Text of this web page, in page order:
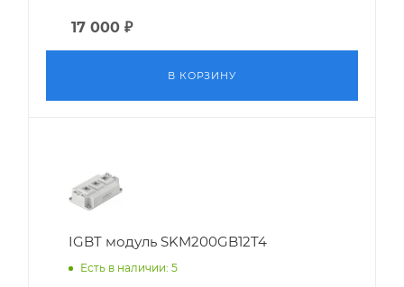
17 000 ₽
В КОРЗИНУ
IGBT модуль SKM200GB12T4
Есть в наличии: 5